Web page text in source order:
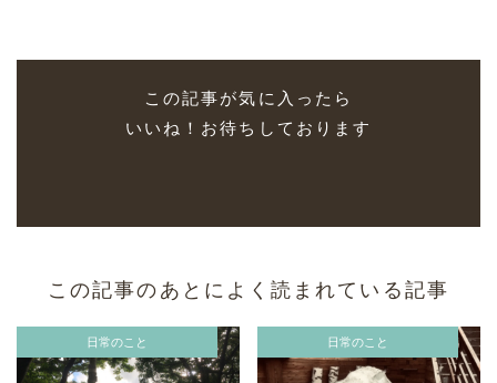
この記事が気に入ったら
いいね！お待ちしております
この記事のあとによく読まれている記事
日常のこと 日常のこと